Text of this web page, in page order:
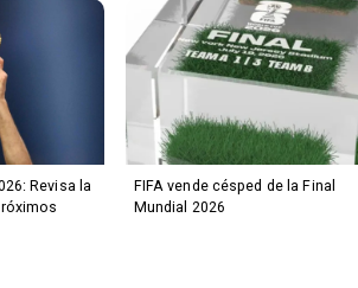
Revisa la
FIFA vende césped de la Final
Mundial 2026